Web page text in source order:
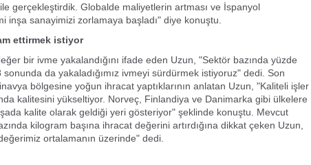
gerçekleştirdik. Globalde maliyetlerin artması ve İspanyol
inşa sanayimizi zorlamaya başladı" diye konuştu.
ettirmek istiyor
bir ivme yakalandığını ifade eden Uzun, "Sektör bazında yüzde
da yakaladığımız ivmeyi sürdürmek istiyoruz" dedi. Son
bölgesine yoğun ihracat yaptıklarının anlatan Uzun, "Kaliteli işler
kalitesini yükseltiyor. Norveç, Finlandiya ve Danimarka gibi ülkelere
kalite olarak geldiği yeri gösteriyor" şeklinde konuştu. Mevcut
kilogram başına ihracat değerini artırdığına dikkat çeken Uzun,
ortalamanın üzerinde" dedi.